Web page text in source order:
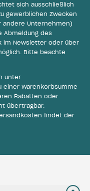
sich ausschließlich
gewerblichen Zwecken
andere Unternehmen)
Abmeldung des
im Newsletter oder über
Bitte beachte
unter
einer Warenkorbsumme
Rabatten oder
übertragbar.
findet der